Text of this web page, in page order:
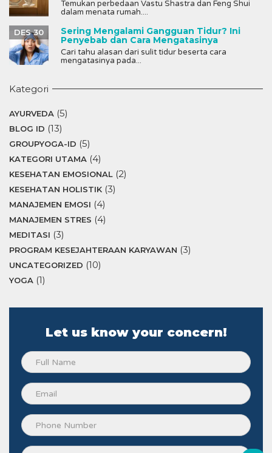
Temukan perbedaan Vastu Shastra dan Feng Shui
dalam menata rumah....
Sering Mengalami Gangguan Tidur? Ini
Penyebab dan Cara Mengatasinya
DES 30
Cari tahu alasan dari sulit tidur beserta cara
mengatasinya pada...
Kategori
AYURVEDA (5)
BLOG ID (13)
GROUPYOGA-ID (5)
KATEGORI UTAMA (4)
KESEHATAN EMOSIONAL (2)
KESEHATAN HOLISTIK (3)
MANAJEMEN EMOSI (4)
MANAJEMEN STRES (4)
MEDITASI (3)
PROGRAM KESEJAHTERAAN KARYAWAN (3)
UNCATEGORIZED (10)
YOGA (1)
Let us know your concern!